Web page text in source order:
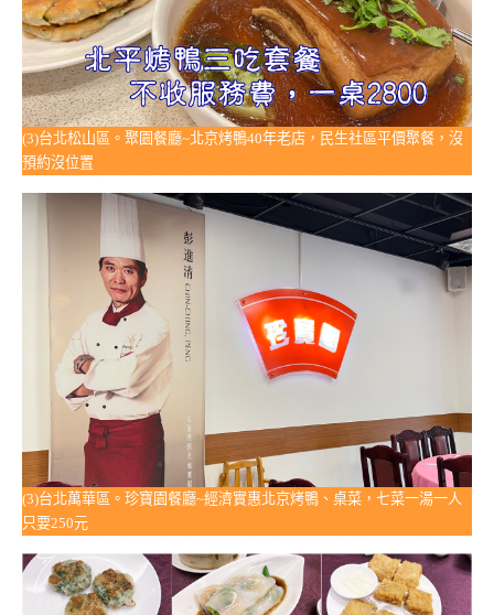
(3)台北松山區。聚園餐廳~北京烤鴨40年老店，民生社區平價聚餐，沒
預約沒位置
(3)台北萬華區。珍寶園餐廳~經濟實惠北京烤鴨、桌菜，七菜一湯一人
只要250元